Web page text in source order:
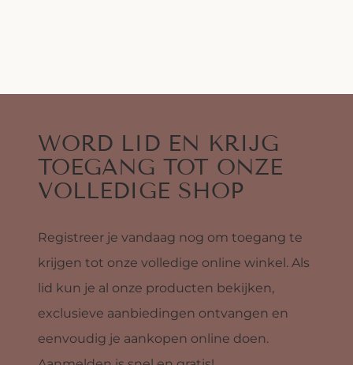
WORD LID EN KRIJG
TOEGANG TOT ONZE
VOLLEDIGE SHOP
Registreer je vandaag nog om toegang te
krijgen tot onze volledige online winkel. Als
lid kun je al onze producten bekijken,
exclusieve aanbiedingen ontvangen en
eenvoudig je aankopen online doen.